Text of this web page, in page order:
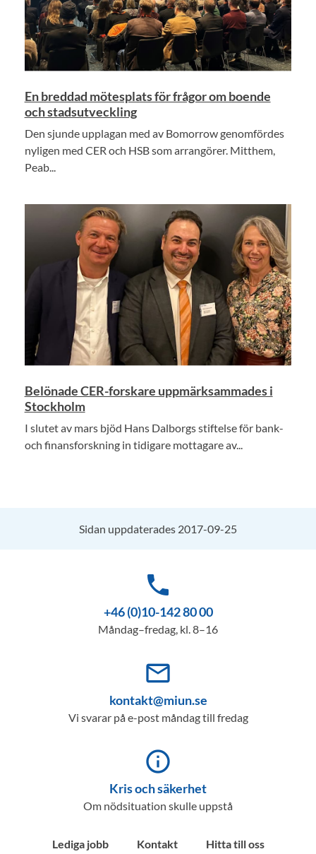
En breddad mötesplats för frågor om boende
och stadsutveckling
Den sjunde upplagan med av Bomorrow genomfördes
nyligen med CER och HSB som arrangörer. Mitthem,
Peab...
Belönade CER-forskare uppmärksammades i
Stockholm
I slutet av mars bjöd Hans Dalborgs stiftelse för bank-
och finansforskning in tidigare mottagare av...
Sidan uppdaterades 2017-09-25
phone
+46 (0)10-142 80 00
Måndag–fredag, kl. 8–16
mail_outline
kontakt@miun.se
Vi svarar på e-post måndag till fredag
info_outline
Kris och säkerhet
Om nödsituation skulle uppstå
Lediga jobb Kontakt
Hitta till oss